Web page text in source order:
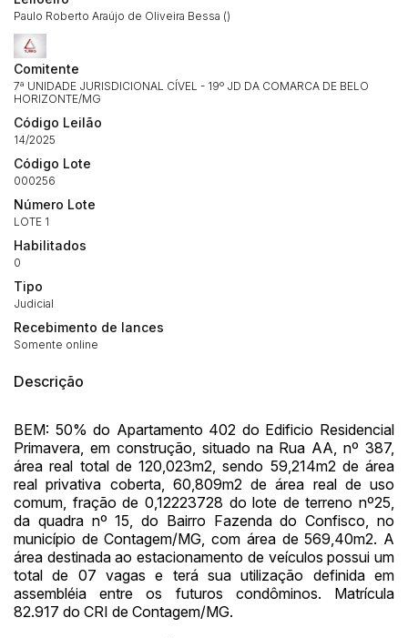
Paulo Roberto Araújo de Oliveira Bessa ()
Comitente
7ª UNIDADE JURISDICIONAL CÍVEL - 19º JD DA COMARCA DE BELO
HORIZONTE/MG
Código Leilão
14/2025
Código Lote
000256
Número Lote
LOTE 1
Habilitados
0
Tipo
Judicial
Recebimento de lances
Somente online
Descrição
BEM: 50% do Apartamento 402 do Edificio Residencial
Primavera, em construção, situado na Rua AA, nº 387,
área real total de 120,023m2, sendo 59,214m2 de área
real privativa coberta, 60,809m2 de área real de uso
comum, fração de 0,12223728 do lote de terreno nº25,
da quadra nº 15, do Bairro Fazenda do Confisco, no
município de Contagem/MG, com área de 569,40m2. A
área destinada ao estacionamento de veículos possui um
total de 07 vagas e terá sua utilização definida em
assembléia entre os futuros condôminos. Matrícula
82.917 do CRI de Contagem/MG.
Envie sua Proposta
Histórico de Propostas
14/04/2025 18:43:11
Clique aqui para fazer login
Habilite-se para efetuar lances ou
propostas